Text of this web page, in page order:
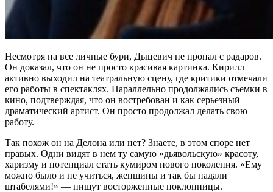
Несмотря на все личные бури, Дыцевич не пропал с радаров.
Он доказал, что он не просто красивая картинка. Кирилл
активно выходил на театральную сцену, где критики отмечали
его работы в спектаклях. Параллельно продолжались съемки в
кино, подтверждая, что он востребован и как серьезный
драматический артист. Он просто продолжал делать свою
работу.
Так похож он на Делона или нет? Знаете, в этом споре нет
правых. Одни видят в нем ту самую «дьявольскую» красоту,
харизму и потенциал стать кумиром нового поколения. «Ему
можно было и не учиться, женщины и так бы падали
штабелями!» — пишут восторженные поклонницы.